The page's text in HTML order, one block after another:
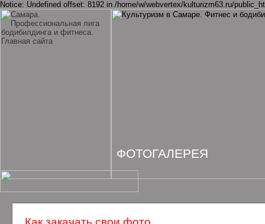
Notice: Undefined offset: 8192 in /home/w/webvertex/kulturizm63.ru/
ФОТОГАЛЕРЕЯ